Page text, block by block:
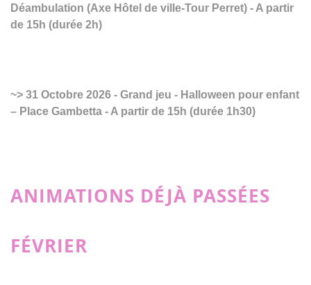
Déambulation (Axe Hôtel de ville-Tour Perret) - A partir
de 15h (durée 2h)
31 Octobre 2026 - Grand jeu - Halloween pour enfant
– Place Gambetta - A partir de 15h (durée 1h30)
ANIMATIONS DÉJÀ PASSÉES
FÉVRIER